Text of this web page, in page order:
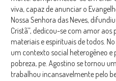
viva, capaz de anunciar o
Nossa Senhora das Neves,
Cristã”, dedicou-se com amor aos
materiais e espirituais de todos.
um contexto social heterogêneo
pobreza, pe. Agostino se tornou
trabalhou incansavelmente pelo